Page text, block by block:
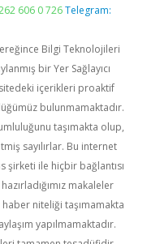
606 0 726 Telegram:
Bilgi Teknolojileri
bir Yer Sağlayıcı
içerikleri proaktif
bulunmamaktadır.
taşımakta olup,
sayılırlar. Bu internet
şirketi ile hiçbir bağlantısı
makaleler
niteliği taşımamakta
yapılmamaktadır.